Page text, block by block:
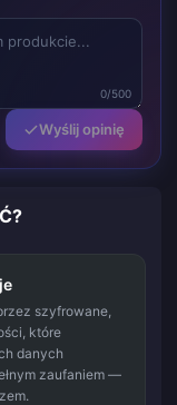
0/500
Wyślij opinię
szyfrowane,
które
danych
zaufaniem —